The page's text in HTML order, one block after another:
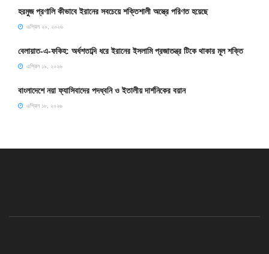
হরমুজ প্রণালি কীভাবে ইরানের সবচেয়ে শক্তিশালী অস্ত্রে পরিণত হয়েছে
এপ্রিল ২০, ২০২৬
বেলায়াত-এ-ফকিহ: অর্ধশতাব্দি ধরে ইরানের ইসলামি প্রজাতন্ত্র টিকে থাকার মূল শক্তি
এপ্রিল ১৯, ২০২৬
বাংলাদেশে নয়া ফ্যাসিবাদের পদধ্বনি ও ইতালীয় দার্শনিকের বয়ান
এপ্রিল ১৮, ২০২৬